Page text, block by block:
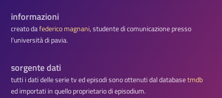
informazioni
creato dafederico magnani, studente di comunicazione presso
l'università di pavia.
sorgente dati
tutti i dati delle serie tv ed episodi sono ottenuti dal databasetmdb
ed importati in quello proprietario di episodium.